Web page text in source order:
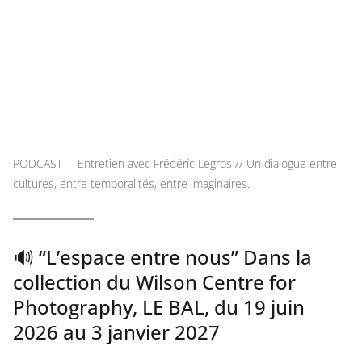
PODCAST – Entretien avec Frédéric Legros // Un dialogue entre
cultures, entre temporalités, entre imaginaires.
🔊 “L’espace entre nous” Dans la
collection du Wilson Centre for
Photography, LE BAL, du 19 juin
2026 au 3 janvier 2027